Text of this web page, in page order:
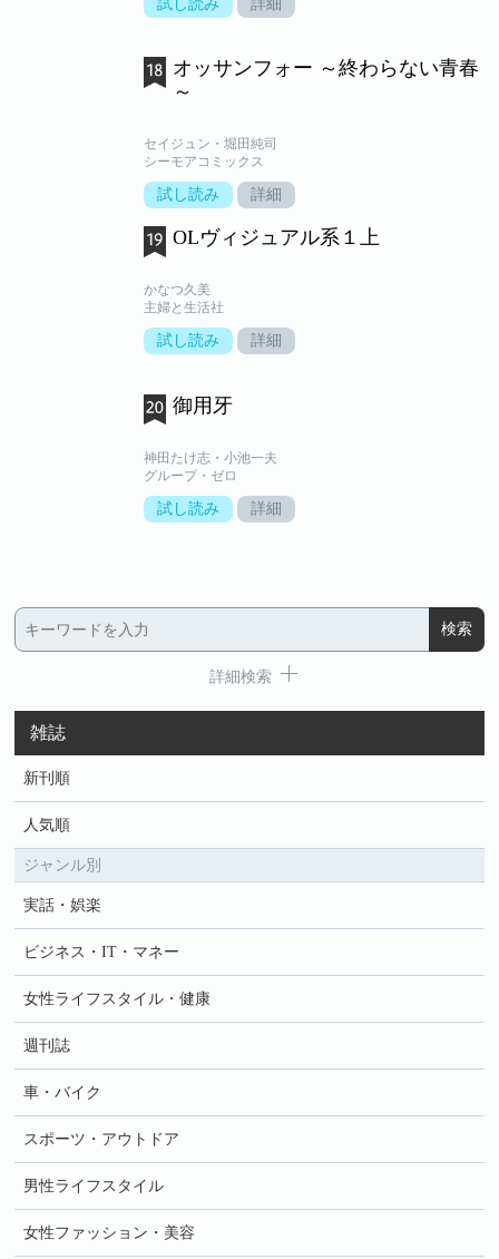
試し読み 詳細
オッサンフォー ～終わらない青春
～
セイジュン・堀田純司
シーモアコミックス
試し読み 詳細
OLヴィジュアル系１上
かなつ久美
主婦と生活社
試し読み 詳細
御用牙
神田たけ志・小池一夫
グループ・ゼロ
試し読み 詳細
詳細検索
雑誌
新刊順
人気順
ジャンル別
実話・娯楽
ビジネス・IT・マネー
女性ライフスタイル・健康
週刊誌
車・バイク
スポーツ・アウトドア
男性ライフスタイル
女性ファッション・美容